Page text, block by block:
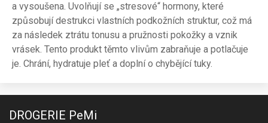
a vysoušena. Uvolňují se „stresové“ hormony, které
způsobují destrukci vlastních podkožních struktur, což má
za následek ztrátu tonusu a pružnosti pokožky a vznik
vrásek. Tento produkt těmto vlivům zabraňuje a potlačuje
je. Chrání, hydratuje pleť a doplní o chybějící tuky.
DROGERIE PeMi